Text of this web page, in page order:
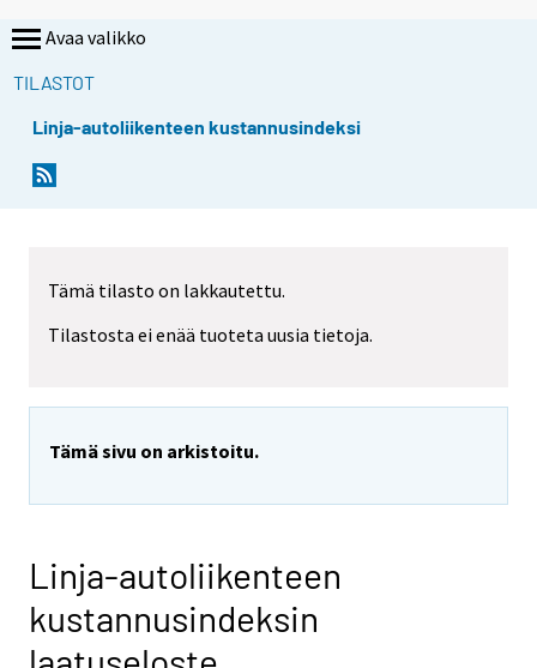
Avaa valikko
TILASTOT
Linja-autoliikenteen kustannusindeksi
Tämä tilasto on lakkautettu.
Tilastosta ei enää tuoteta uusia tietoja.
Tämä sivu on arkistoitu.
Linja-autoliikenteen
kustannusindeksin